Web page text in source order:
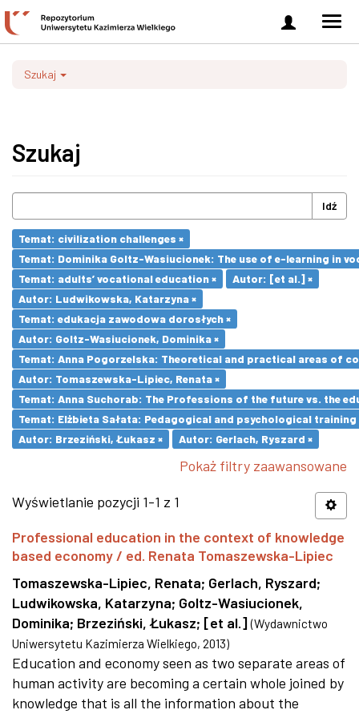
Zaloguj
się
Szukaj
Szukaj
Idź
Temat: civilization challenges ×
Temat: Dominika Goltz-Wasiucionek: The use of e-learning in
Temat: adults’ vocational education ×
Autor: [et al.] ×
Autor: Ludwikowska, Katarzyna ×
Temat: edukacja zawodowa dorosłych ×
Autor: Goltz-Wasiucionek, Dominika ×
Temat: Anna Pogorzelska: Theoretical and practical areas of
Autor: Tomaszewska-Lipiec, Renata ×
Temat: Anna Suchorab: The Professions of the future vs. the
Temat: Elżbieta Sałata: Pedagogical and psychological
Autor: Brzeziński, Łukasz ×
Autor: Gerlach, Ryszard ×
Pokaż filtry zaawansowane
Wyświetlanie pozycji 1-1 z 1
Professional education in the context of knowledge
based economy / ed. Renata Tomaszewska-Lipiec
Tomaszewska-Lipiec, Renata; Gerlach, Ryszard;
Ludwikowska, Katarzyna; Goltz-Wasiucionek,
Dominika; Brzeziński, Łukasz; [et al.] (Wydawnictwo
Uniwersytetu Kazimierza Wielkiego, 2013)
Education and economy seen as two separate areas of
human activity are becoming a certain whole joined by
knowledge that is all the information about the